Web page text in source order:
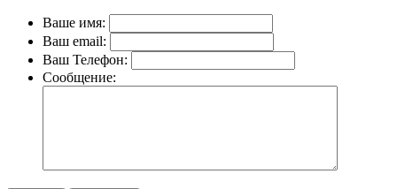
Ваше имя:
Ваш email:
Ваш Телефон:
Сообщение: